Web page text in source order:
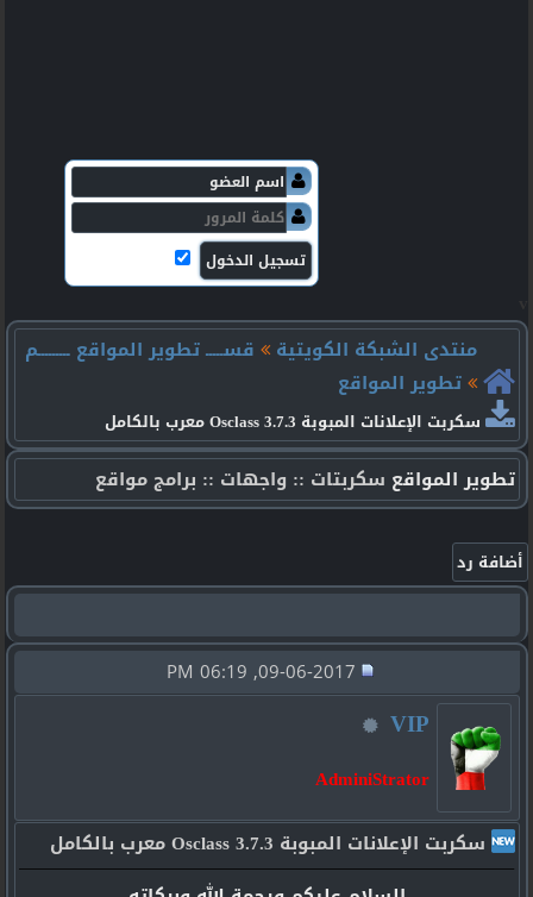
منتدى الشبكة الكويتية
قســـــ تطوير المواقع ـــــــــم
تطوير المواقع
سكربت الإعلانات المبوبة Osclass 3.7.3 معرب بالكامل
تطوير المواقع سكربتات :: واجهات :: برامج مواقع
VIP
AdminiStrator
سكربت الإعلانات المبوبة Osclass 3.7.3 معرب بالكامل